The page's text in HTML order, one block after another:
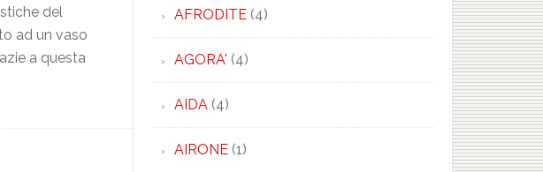
del
ad un vaso
a questa
AFRODITE(4)
AGORA'(4)
AIDA(4)
AIRONE(1)
×